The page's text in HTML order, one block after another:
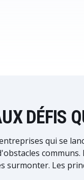
DÉFIS
qui se
surmonter. Les